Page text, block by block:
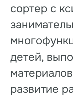
сортер с
детей,
развитие